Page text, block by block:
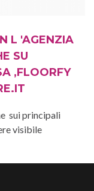
L 'AGENZIA
SU
,FLOORFY
sui principali
visibile